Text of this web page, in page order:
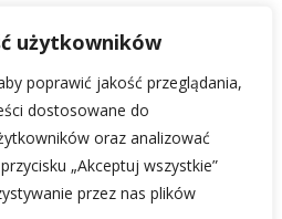
użytkowników
poprawić jakość przeglądania,
dostosowane do
oraz analizować
„Akceptuj wszystkie”
przez nas plików
Zrozum zdrowie swojego pupila